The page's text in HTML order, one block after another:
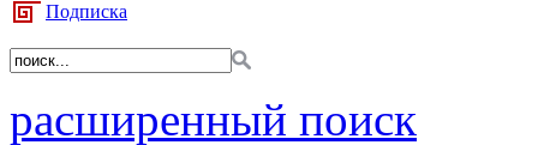
Подписка
расширенный поиск